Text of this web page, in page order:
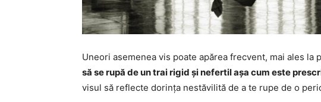
Uneori asemenea vis poate apărea frecvent, mai ales la
să se rupă de un trai rigid și nefertil așa cum este
visul să reflecte dorința nestăvilită de a te rupe de o